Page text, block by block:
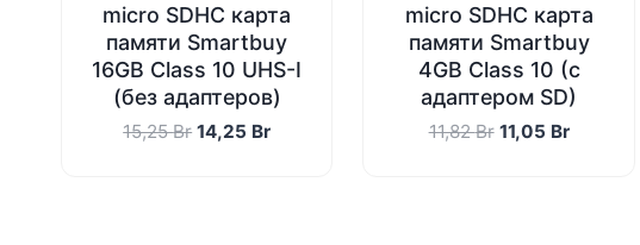
micro SDHC карта
памяти Smartbuy
16GB Сlass 10 UHS-I
(без адаптеров)
15,25Br Первоначальная
14,25 BrТекущая
micro SDHC карта
памяти Smartbuy
4GB Class 10 (с
адаптером SD)
11,82Br Первоначальная
11,05 BrТекущая